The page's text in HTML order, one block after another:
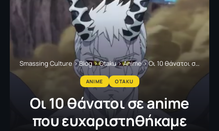
Smassing Culture>Blog>Otaku>Anime>Οι 10 θάνατοι σε anime που ευχαριστηθήκαμε
ANIME OTAKU
Οι 10 θάνατοι σε anime
που ευχαριστηθήκαμε